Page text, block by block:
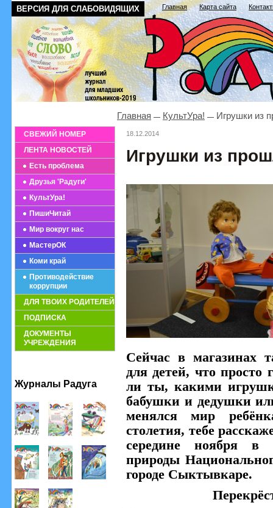
ВЕРСИЯ ДЛЯ СЛАБОВИДЯЩИХ Главная Карта сайта
СВЕЖИЙ НОМЕР
ЛЕНТА НОВОСТЕЙ
Есть проблема
Друзья 'Радуги'
КультУра!
ПишиЧитай
Мир вокруг нас
МастерОК
Коми край
Противодействие
коррупции
ДЛЯ ТВОИХ РОДИТЕЛЕЙ
ПОДПИСКА
ДОКУМЕНТЫ
УЧРЕЖДЕНИЯ
Журналы Радуга
Главная КультУра! Игрушки из
18.12.2014
Игрушки из
Сейчас в магазинах
для детей, что просто
ли ты, какими
бабушки и дедушки
менялся мир
столетия, тебе
середине ноября в
природы
городе Сыктывкаре.